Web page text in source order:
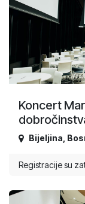
Koncert
Bijeljina
Registracije su